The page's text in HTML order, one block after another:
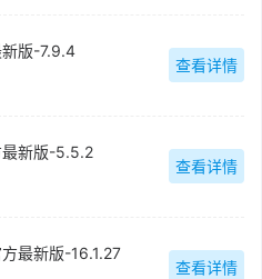
版-7.9.4
查看详情
新版-5.5.2
查看详情
最新版-16.1.27
查看详情